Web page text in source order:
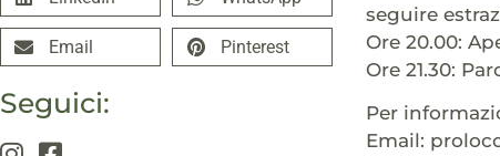
Email Pinterest
Seguici:
seguire
Ore 20.00:
Ore 21.30:
Per
Email: